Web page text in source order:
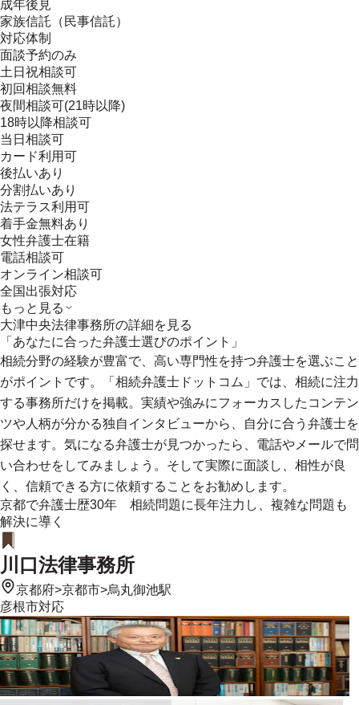
成年後見
家族信託（民事信託）
対応体制
面談予約のみ
土日祝相談可
初回相談無料
夜間相談可(21時以降)
18時以降相談可
当日相談可
カード利用可
後払いあり
分割払いあり
法テラス利用可
着手金無料あり
女性弁護士在籍
電話相談可
オンライン相談可
全国出張対応
もっと見る
大津中央法律事務所の詳細を見る
「あなたに合った弁護士選びのポイント」
相続分野の経験が豊富で、高い専門性を持つ弁護士を選ぶこと
がポイントです。「相続弁護士ドットコム」では、相続に注力
する事務所だけを掲載。実績や強みにフォーカスしたコンテン
ツや人柄が分かる独自インタビューから、自分に合う弁護士を
探せます。気になる弁護士が見つかったら、電話やメールで問
い合わせをしてみましょう。そして実際に面談し、相性が良
く、信頼できる方に依頼することをお勧めします。
京都で弁護士歴30年 相続問題に長年注力し、複雑な問題も
解決に導く
川口法律事務所
京都府>京都市>烏丸御池駅
彦根市対応